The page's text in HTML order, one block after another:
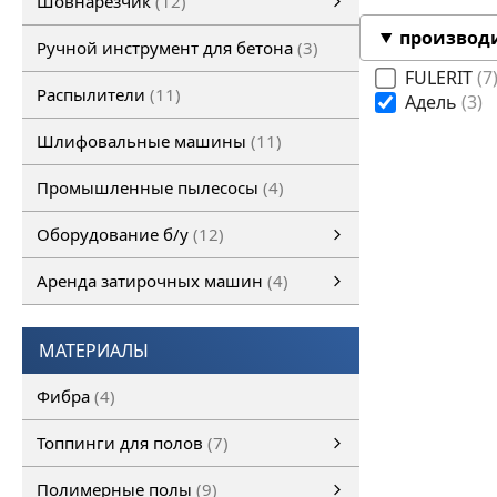
Ручной инструмент для бетона 3
Распылители 11
Шлифовальные машины 11
Промышленные пылесосы 4
Оборудование б/у 12
Аренда затирочных машин 4
МАТЕРИАЛЫ
Фибра 4
Топпинги для полов 7
Полимерные полы 9
FULERIT 7
Адель 3